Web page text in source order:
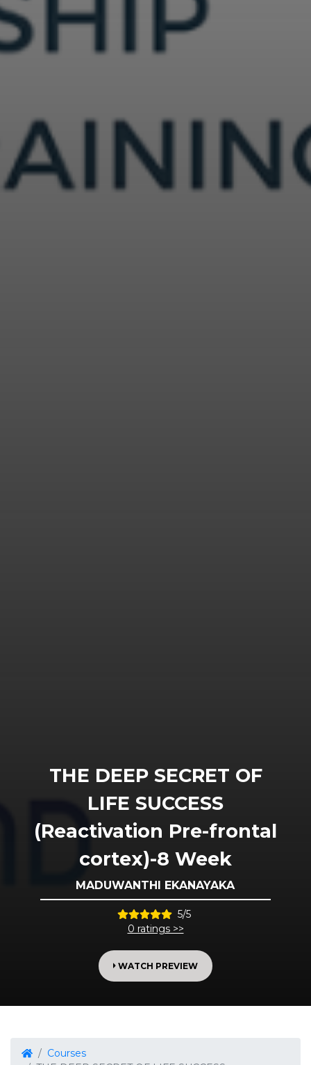
THE DEEP SECRET OF
LIFE SUCCESS
(Reactivation Pre-frontal
cortex)-8 Week
MADUWANTHI EKANAYAKA
5/5
0 ratings >>
WATCH PREVIEW
Courses